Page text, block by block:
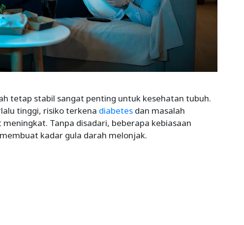
tetap stabil sangat penting untuk kesehatan tubuh.
tinggi, risiko terkena diabetes dan masalah
Tanpa disadari, beberapa kebiasaan
kadar gula darah melonjak.